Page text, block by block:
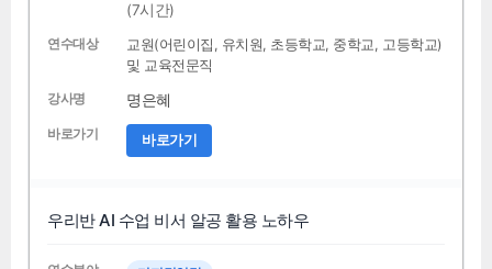
(7시간)
교원(어린이집, 유치원, 초등학교, 중학교, 고등학교)
및 교육전문직
명은혜
바로가기
우리반 AI 수업 비서 알공 활용 노하우